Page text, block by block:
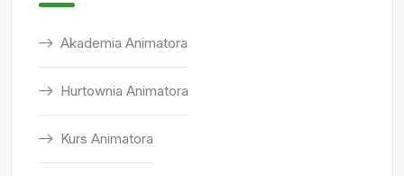
Akademia Animatora
Hurtownia Animatora
Kurs Animatora